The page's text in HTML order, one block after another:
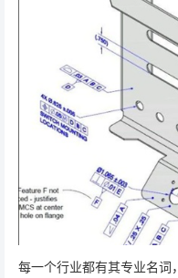
每一个行业都有其专业名词，